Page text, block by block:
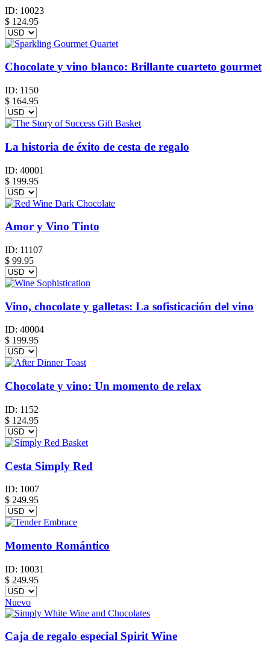
ID: 10023
$ 124.95
Chocolate y vino blanco: Brillante cuarteto gourmet
ID: 1150
$ 164.95
La historia de éxito de cesta de regalo
ID: 40001
$ 199.95
Amor y Vino Tinto
ID: 11107
$ 99.95
Vino, chocolate y galletas: La sofisticación del vino
ID: 40004
$ 199.95
Chocolate y vino: Un momento de relax
ID: 1152
$ 124.95
Cesta Simply Red
ID: 1007
$ 249.95
Momento Romántico
ID: 10031
$ 249.95
Nuevo
Caja de regalo especial Spirit Wine